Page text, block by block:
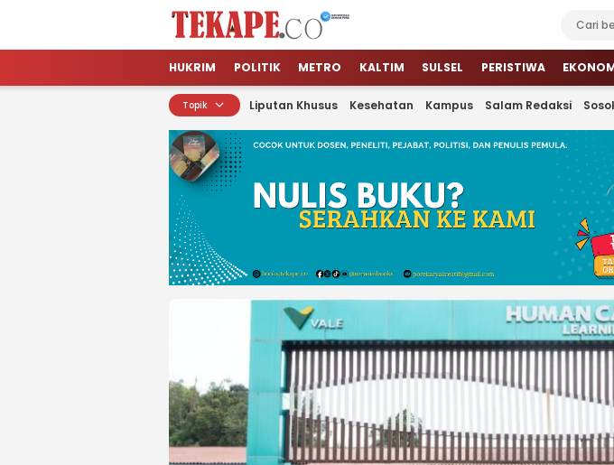
Tekape.co
Jendela Informasi Kita
HUKRIM POLITIK METRO KALTIM SULSEL PERISTIWA
Topik Liputan Khusus Kesehatan Kampus Salam Redaksi